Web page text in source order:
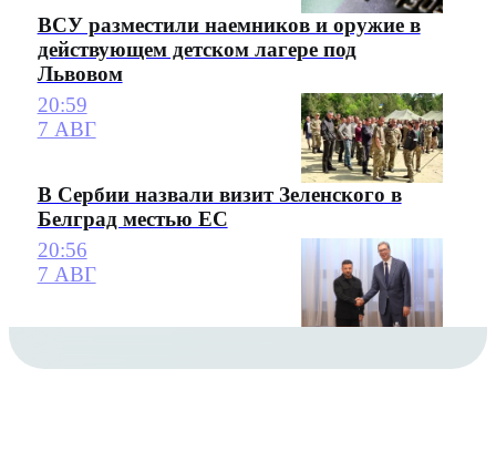
ВСУ разместили наемников и оружие в
действующем детском лагере под
Львовом
20:59
7 АВГ
В Сербии назвали визит Зеленского в
Белград местью ЕС
20:56
7 АВГ